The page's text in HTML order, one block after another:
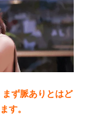
ず脈ありとはど
す。